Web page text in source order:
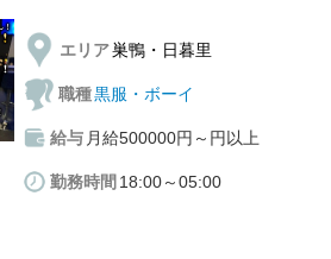
エリア巣鴨・日暮里
職種黒服・ボーイ
給与 月給500000円～円以上
勤務時間 18:00～05:00